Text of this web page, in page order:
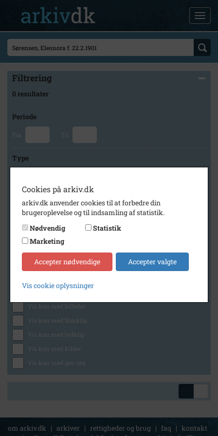
Filtrering
0 resultater
Periode
Fra Til
Type
Arkiv
Slagelse Stads- og Lokalarkiv
Generelt
Vis kun med billeder
Vis kun med filmklip
Vis kun med lydklip
Vis kun med kilder
Vis kun med geo-tag
om arkiv.dk | arkiver | rettigheder og brug | faq | kontakt
Cookies på arkiv.dk
arkiv.dk anvender cookies til at forbedre din
brugeroplevelse og til indsamling af statistik.
Nødvendig
Statistik
Marketing
Accepter nødvendige Accepter valgte
Vis cookie oplysninger